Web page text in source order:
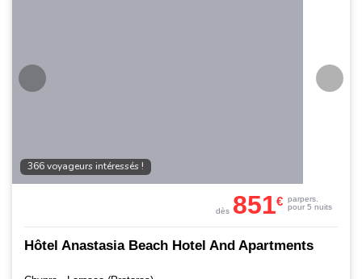
366 voyageurs intéressés !
Hôtel Anastasia Beach Hotel And Apartments
dès 851€ parpers.
pour 5 nuits